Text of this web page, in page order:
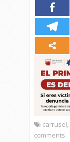
carrusel,
comments